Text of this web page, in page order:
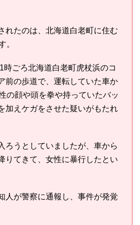
れたのは、北海道白老町に住む
。
時ごろ北海道白老町虎杖浜のコ
前の歩道で、運転していた車か
の顔や頭を拳や持っていたバッ
加えケガをさせた疑いがもたれ
ろうとしていましたが、車から
りてきて、女性に暴行したとい
人が警察に通報し、事件が発覚